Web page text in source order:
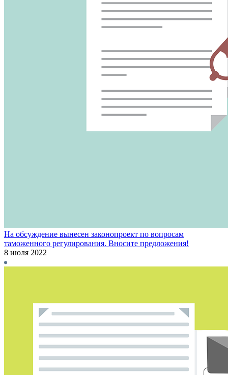
На обсуждение вынесен законопроект по вопросам
таможенного регулирования. Вносите предложения!
8 июля 2022